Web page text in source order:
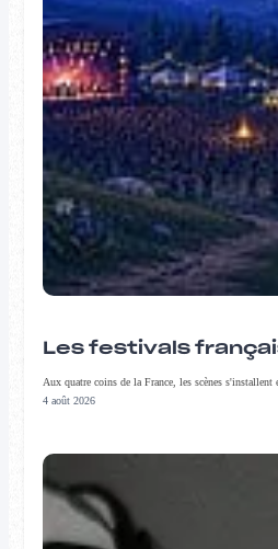
Les festivals
Aux quatre coins de la France, les scènes
4 août 2026